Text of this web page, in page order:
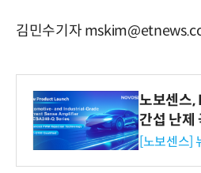
김민수기자
노보센스,
간섭 난
류 감지
[노보센스]